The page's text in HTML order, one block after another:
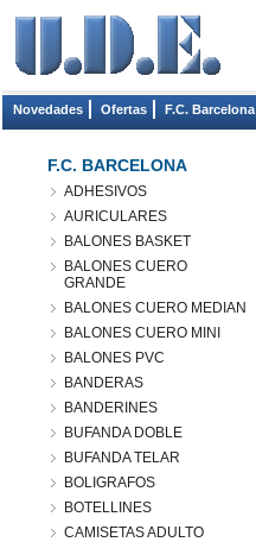
Novedades Ofertas F.C. Barcelona
F.C. BARCELONA
ADHESIVOS
AURICULARES
BALONES BASKET
BALONES CUERO
GRANDE
BALONES CUERO MEDIAN
BALONES CUERO MINI
BALONES PVC
BANDERAS
BANDERINES
BUFANDA DOBLE
BUFANDA TELAR
BOLIGRAFOS
BOTELLINES
CAMISETAS ADULTO